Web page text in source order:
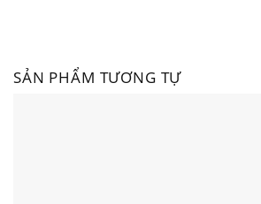
SẢN PHẨM TƯƠNG TỰ